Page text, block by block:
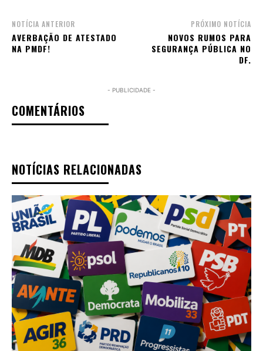
NOTÍCIA ANTERIOR
AVERBAÇÃO DE ATESTADO
NA PMDF!
PRÓXIMO NOTÍCIA
NOVOS RUMOS PARA
SEGURANÇA PÚBLICA NO
DF.
- PUBLICIDADE -
COMENTÁRIOS
NOTÍCIAS RELACIONADAS